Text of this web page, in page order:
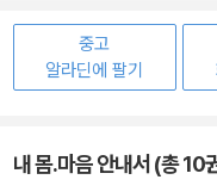
중고
알라딘에 팔기
내 몸.마음 안내서 (총 10